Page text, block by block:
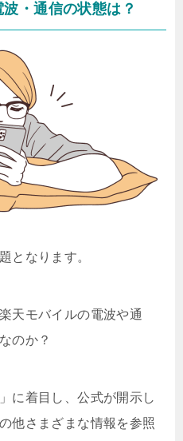
・通信の状態は？
となります。
天モバイルの電波や通
のか？
に着目し、公式が開示し
他さまざまな情報を参照